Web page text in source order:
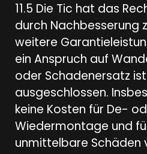
11.5 Die Tic hat das
durch Nachbesserung
weitere
ein Anspruch auf
oder Schadenersatz ist
ausgeschlossen.
keine Kosten für De-
Wiedermontage und
unmittelbare Schäden